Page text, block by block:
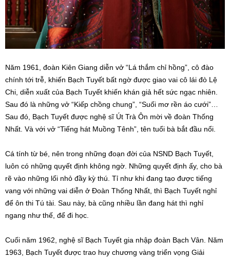
Năm 1961, đoàn Kiên Giang diễn vở “Lá thắm chỉ hồng”, cô đào
chính tới trễ, khiến Bạch Tuyết bất ngờ được giao vai cô lái đò Lệ
Chi, diễn xuất của Bạch Tuyết khiến khán giả hết sức ngạc nhiên.
Sau đó là những vở “Kiếp chồng chung”, “Suối mơ rền áo cưới”…
Sau đó, Bạch Tuyết được nghệ sĩ Út Trà Ôn mời về đoàn Thống
Nhất. Và với vở “Tiếng hát Muồng Tênh”, tên tuổi bà bắt đầu nổi.
Cá tính từ bé, nên trong những đoạn đời của NSND Bạch Tuyết,
luôn có những quyết định không ngờ. Những quyết định ấy, cho bà
rẽ vào những lối nhỏ đầy kỳ thú. Tỉ như khi đang tạo được tiếng
vang với những vai diễn ở Đoàn Thống Nhất, thì Bạch Tuyết nghỉ
để ôn thi Tú tài. Sau này, bà cũng nhiều lần đang hát thì nghỉ
ngang như thế, để đi học.
Cuối năm 1962, nghệ sĩ Bạch Tuyết gia nhập đoàn Bạch Vân. Năm
1963, Bạch Tuyết được trao huy chương vàng triển vọng Giải